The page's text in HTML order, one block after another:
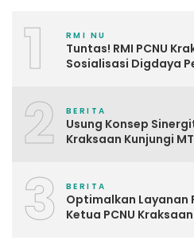
1 RMI NU
Tuntas! RMI PCNU
Sosialisasi Digdaya
2 BERITA
Usung Konsep
Kraksaan Kunjungi
3 BERITA
Optimalkan Layanan
Ketua PCNU